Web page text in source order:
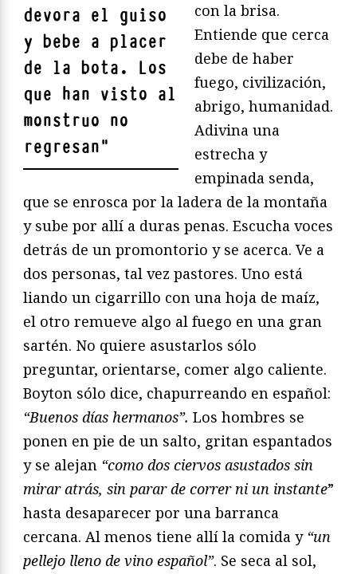
devora el guiso
y bebe a placer
de la bota. Los
que han visto al
monstruo no
regresan"
con la brisa.
Entiende que cerca
debe de haber
fuego, civilización,
abrigo, humanidad.
Adivina una
estrecha y
empinada senda,
que se enrosca por la ladera de la montaña
y sube por allí a duras penas. Escucha voces
detrás de un promontorio y se acerca. Ve a
dos personas, tal vez pastores. Uno está
liando un cigarrillo con una hoja de maíz,
el otro remueve algo al fuego en una gran
sartén. No quiere asustarlos sólo
preguntar, orientarse, comer algo caliente.
Boyton sólo dice, chapurreando en español:
“Buenos días hermanos”. Los hombres se
ponen en pie de un salto, gritan espantados
y se alejan “como dos ciervos asustados sin
mirar atrás, sin parar de correr ni un instante”
hasta desaparecer por una barranca
cercana. Al menos tiene allí la comida y “un
pellejo lleno de vino español”. Se seca al sol,